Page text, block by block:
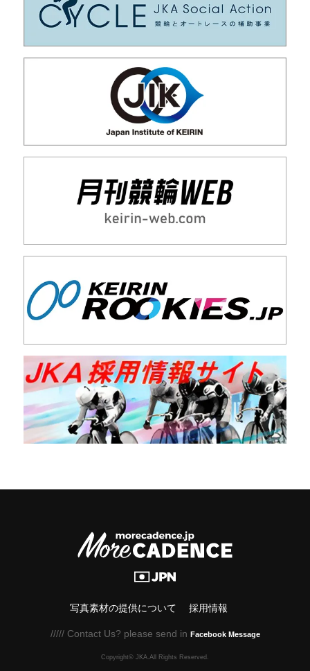
写真素材の提供について 採用情報
///// Contact Us? please send in Facebook Message
Copyright© JKA.All Rights Reserved.